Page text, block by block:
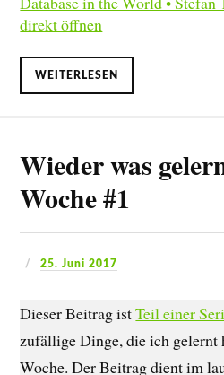
direkt öffnen
WEITERLESEN
Wieder was
Woche #1
25. Juni 2017
Dieser Beitrag istTeil einer
zufällige Dinge, die ich gelernt
Woche. Der Beitrag dient im